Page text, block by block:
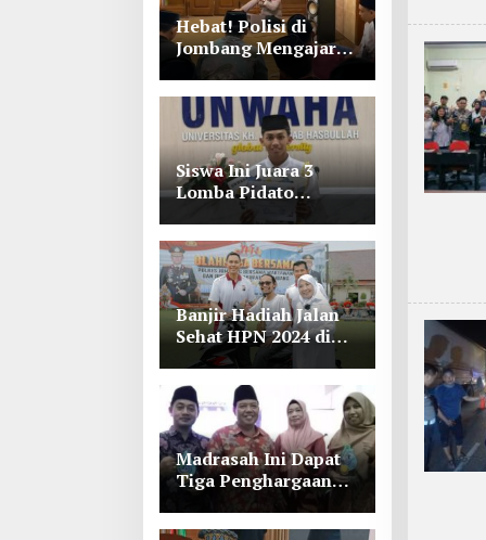
Hebat! Polisi di
Jombang Mengajar
Para Santri Mengaji
Siswa Ini Juara 3
Lomba Pidato
Bahasa Arab se Jawa
Timur-Bali di
Unwaha Jombang
Banjir Hadiah Jalan
Sehat HPN 2024 di
Polres Jombang,
Lihat Tuh Wartawan
Dapat Motor
Madrasah Ini Dapat
Tiga Penghargaan
Jombang